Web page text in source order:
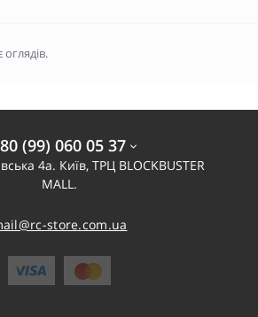
(99) 060 05 37
4а. Київ, ТРЦ BLOCKBUSTER
MALL.
store.com.ua